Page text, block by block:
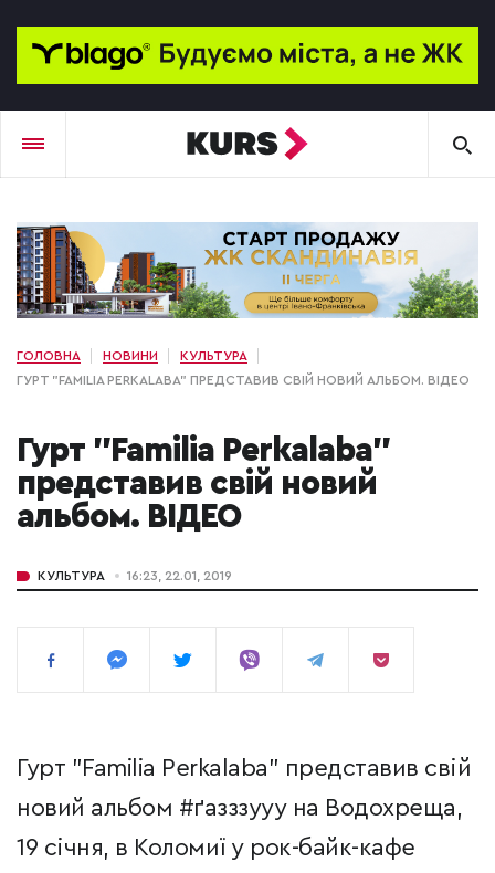
ГОЛОВНА НОВИНИ
КУЛЬТУРА
ГУРТ "FAMILIA PERKALABA" ПРЕДСТАВИВ СВІЙ НОВИЙ АЛЬБОМ. ВІДЕО
Гурт "Familia Perkalaba"
представив свій новий
альбом. ВІДЕО
КУЛЬТУРА 16:23, 22.01, 2019
Гурт "Familia Perkalaba" представив свій
новий альбом #ґазззууу на Водохреща,
19 січня, в Коломиї у рок-байк-кафе